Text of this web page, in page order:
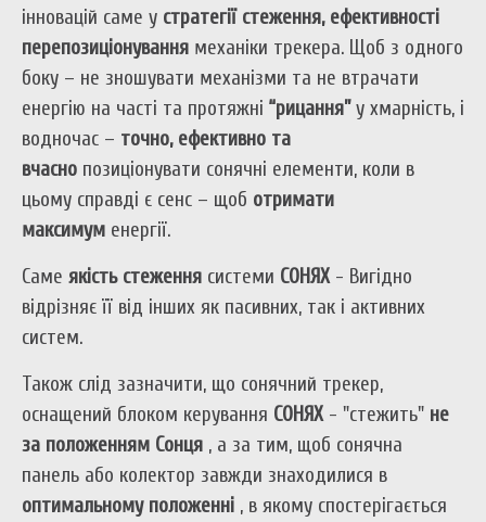
інновацій саме у стратегії стеження, ефективності
перепозиціонування механіки трекера. Щоб з одного
боку – не зношувати механізми та не втрачати
енергію на часті та протяжні “рицання”у хмарність, і
водночас – точно, ефективно та
вчасно позиціонувати сонячні елементи, коли в
цьому справді є сенс – щоб отримати
максимум енергії.
Саме якість стеження системи СОНЯХ- Вигідно
відрізняє її від інших як пасивних, так і активних
систем.
Також слід зазначити, що сонячний трекер,
оснащений блоком керування СОНЯХ- "стежить" не
за положенням Сонця , а за тим, щоб сонячна
панель або колектор завжди знаходилися в
оптимальному положенні , в якому спостерігається